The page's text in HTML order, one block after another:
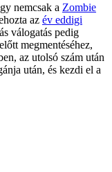
nemcsak a Zombie
az év eddigi
válogatás pedig
megmentéséhez,
az utolsó szám után
után, és kezdi el a